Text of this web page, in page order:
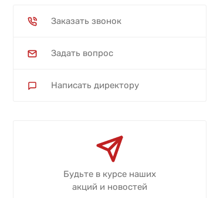
Заказать звонок
Задать вопрос
Написать директору
Будьте в курсе наших
акций и новостей